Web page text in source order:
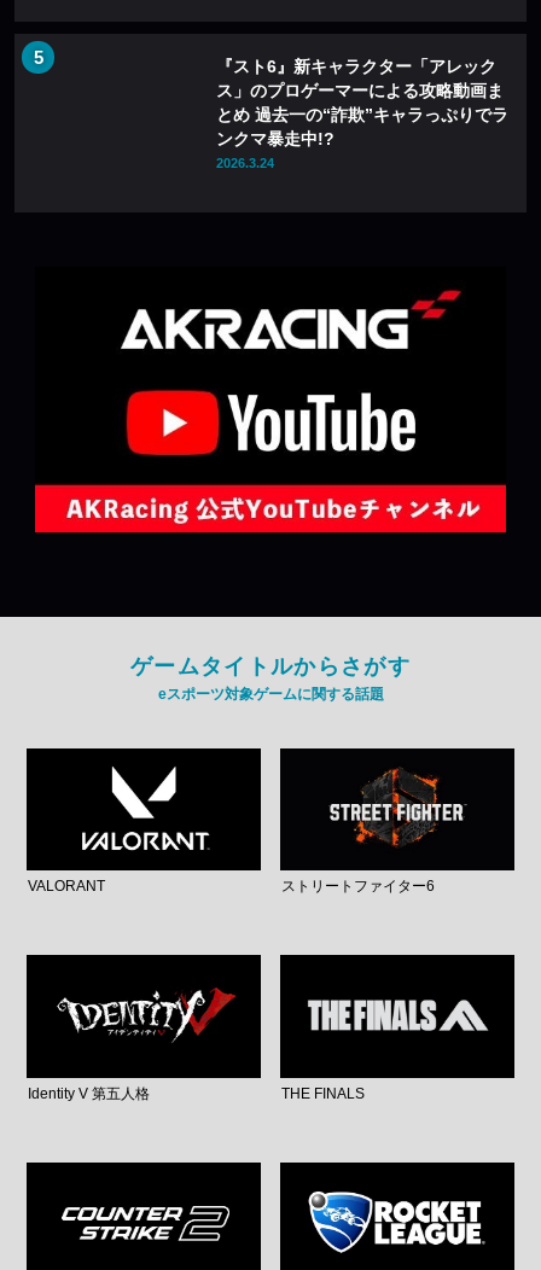
『スト6』新キャラクター「アレック
ス」のプロゲーマーによる攻略動画ま
とめ 過去一の“詐欺”キャラっぷりでラ
ンクマ暴走中!?
2026.3.24
ゲームタイトルからさがす
eスポーツ対象ゲームに関する話題
VALORANT ストリートファイター6
Identity V 第五人格 THE FINALS